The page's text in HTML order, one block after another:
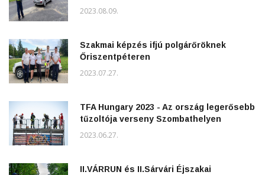
2023.08.09.
Szakmai képzés ifjú polgárőröknek
Őriszentpéteren
2023.07.27.
TFA Hungary 2023 - Az ország legerősebb
tűzoltója verseny Szombathelyen
2023.06.27.
II.VÁRRUN és II.Sárvári Éjszakai